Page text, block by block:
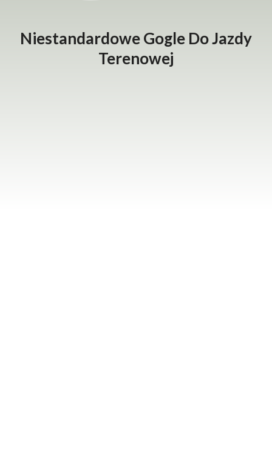
Niestandardowe Gogle Do Jazdy
Terenowej